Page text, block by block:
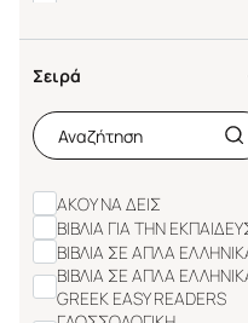
ΓΙΟΧΑΛΑΣ ΤΙΤΟΣ
ΓΚΙΩΧΑ-ΠΕΡΓΑΝΤΗ
ΔΑΛΠΑΝΑΓΙΩΤΗ ΘΩΜΑΗ
ΔΕΛΤΑ ΠΗΝΕΛΟΠΗ
ΔΕΜΙΡΗ-ΠΡΟΔΡΟΜΙΔΟΥ
Σειρά
ΑΚΟΥ ΝΑ ΔΕΙΣ
ΒΙΒΛΙΑ ΓΙΑ ΤΗΝ
ΒΙΒΛΙΑ ΣΕ ΑΠΛΑ
ΒΙΒΛΙΑ ΣΕ ΑΠΛΑ
GREEK EASY READERS